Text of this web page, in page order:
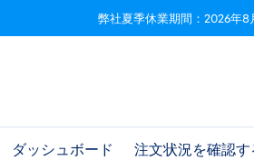
Skip to B2B platform navigation
弊社夏季休業期間：2026年8
ダッシュボード 注文状況を確認す